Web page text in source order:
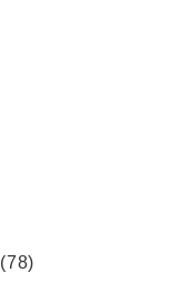
(78)